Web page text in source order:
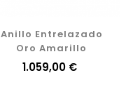
Anillo Entrelazado
Oro Amarillo
Precio
1.059,00 €